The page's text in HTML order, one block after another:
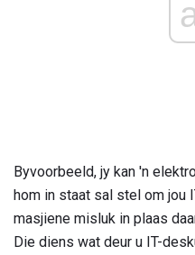
Byvoorbeeld, jy kan 'n
hom in staat sal stel om jou
masjiene misluk in plaas
Die diens wat deur u IT-